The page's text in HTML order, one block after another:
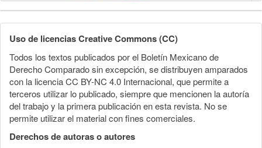
Detalles
del
artículo
Uso de licencias Creative Commons (CC)
Todos los textos publicados por el Boletín Mexicano de
Derecho Comparado sin excepción, se distribuyen amparados
con la licencia CC BY-NC 4.0 Internacional, que permite a
terceros utilizar lo publicado, siempre que mencionen la autoría
del trabajo y la primera publicación en esta revista. No se
permite utilizar el material con fines comerciales.
Derechos de autoras o autores